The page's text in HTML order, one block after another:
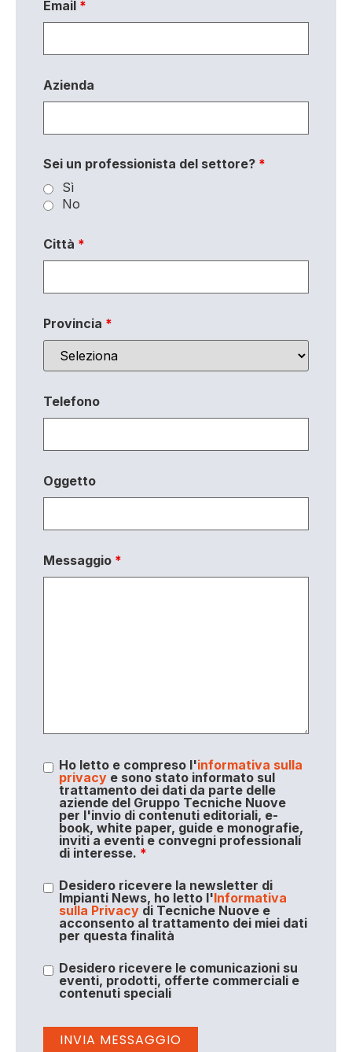
Email *
Azienda
Sei un professionista del settore? *
Sì
No
Città *
Provincia *
Telefono
Oggetto
Messaggio *
Ho letto e compreso l'informativa sulla
privacye sono stato informato sul
trattamento dei dati da parte delle
aziende del Gruppo Tecniche Nuove
per l'invio di contenuti editoriali, e-
book, white paper, guide e monografie,
inviti a eventi e convegni professionali
di interesse. *
Desidero ricevere la newsletter di
Impianti News, ho letto l'Informativa
sulla Privacydi Tecniche Nuove e
acconsento al trattamento dei miei dati
per questa finalità
Desidero ricevere le comunicazioni su
eventi, prodotti, offerte commerciali e
contenuti speciali